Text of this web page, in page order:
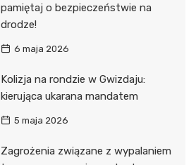
pamiętaj o bezpieczeństwie na
drodze!
6 maja 2026
Kolizja na rondzie w Gwizdaju:
kierująca ukarana mandatem
5 maja 2026
Zagrożenia związane z wypalaniem